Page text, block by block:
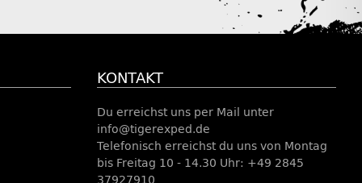
KONTAKT
Du erreichst uns per Mail unter
info@tigerexped.de
Telefonisch erreichst du uns von Montag
bis Freitag 10 - 14.30 Uhr: +49 2845
37927910